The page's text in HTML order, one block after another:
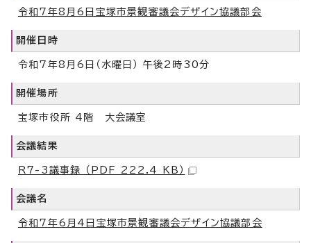
令和7年8月6日宝塚市景観審議会デザイン協議部会
開催日時
令和7年8月6日（水曜日） 午後2時30分
開催場所
宝塚市役所 4階 大会議室
会議結果
R7-3議事録 （PDF 222.4 KB）
会議名
令和7年6月4日宝塚市景観審議会デザイン協議部会